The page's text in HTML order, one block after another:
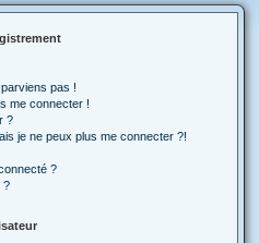
e
parviens pas !
me connecter !
?
je ne peux plus me connecter ?!
?
?